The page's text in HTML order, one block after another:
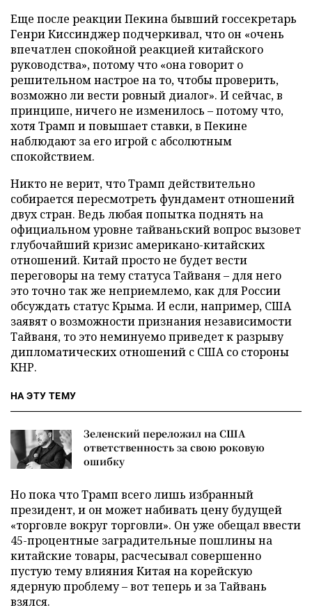
Еще после реакции Пекина бывший госсекретарь
Генри Киссинджер подчеркивал, что он «очень
впечатлен спокойной реакцией китайского
руководства», потому что «она говорит о
решительном настрое на то, чтобы проверить,
возможно ли вести ровный диалог». И сейчас, в
принципе, ничего не изменилось – потому что,
хотя Трамп и повышает ставки, в Пекине
наблюдают за его игрой с абсолютным
спокойствием.
Никто не верит, что Трамп действительно
собирается пересмотреть фундамент отношений
двух стран. Ведь любая попытка поднять на
официальном уровне тайваньский вопрос вызовет
глубочайший кризис американо-китайских
отношений. Китай просто не будет вести
переговоры на тему статуса Тайваня – для него
это точно так же неприемлемо, как для России
обсуждать статус Крыма. И если, например, США
заявят о возможности признания независимости
Тайваня, то это неминуемо приведет к разрыву
дипломатических отношений с США со стороны
КНР.
НА ЭТУ ТЕМУ
Зеленский переложил на США
ответственность за свою роковую
ошибку
Но пока что Трамп всего лишь избранный
президент, и он может набивать цену будущей
«торговле вокруг торговли». Он уже обещал ввести
45-процентные заградительные пошлины на
китайские товары, расчесывал совершенно
пустую тему влияния Китая на корейскую
ядерную проблему – вот теперь и за Тайвань
взялся.